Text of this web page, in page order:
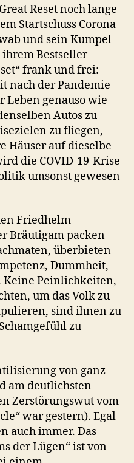
Reset noch lange
Startschuss Corona
und sein Kumpel
Bestseller
frank und frei:
nach der Pandemie
Leben genauso wie
Autos zu
zu fliegen,
Häuser auf dieselbe
die COVID-19-Krise
umsonst gewesen
Friedhelm
Bräutigam packen
überbieten
Dummheit,
Keine Peinlichkeiten,
um das Volk zu
sind ihnen zu
zu
von ganz
am deutlichsten
Zerstörungswut vom
war gestern). Egal
auch immer. Das
der Lügen“ ist von